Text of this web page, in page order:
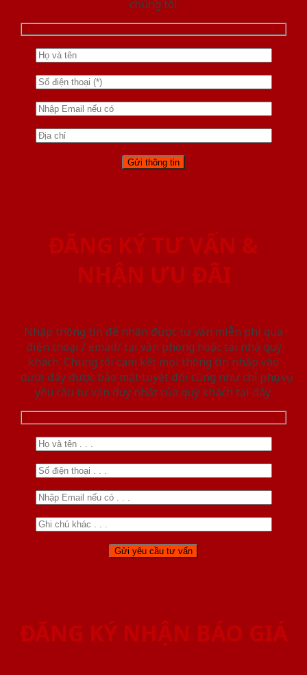
chúng tôi
ĐĂNG KÝ TƯ VẤN &
NHẬN ƯU ĐÃI
Nhập thông tin để nhận được tư vấn miễn phí qua
điện thoại / email/ tại văn phòng hoặc tại nhà quý
khách. Chúng tôi cam kết mọi thông tin nhập vào
dưới đây được bảo mật tuyệt đối cũng như chỉ phục vụ
yêu cầu tư vấn duy nhất của quý khách tại đây.
ĐĂNG KÝ NHẬN BÁO GIÁ